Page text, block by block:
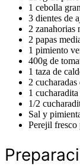
1 cebolla
3 dientes de
2 zanahorias
2 papas
1 pimiento
400g de
1 taza de
2 cucharadas
1
1/2
Sal y
Perejil fresco